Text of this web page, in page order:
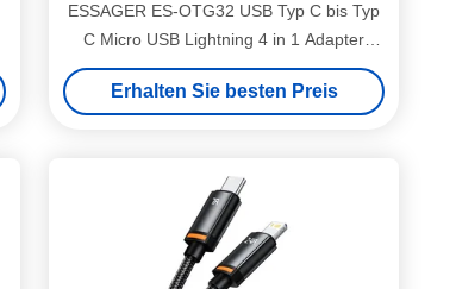
ESSAGER ES-OTG32 USB Typ C bis Typ
C Micro USB Lightning 4 in 1 Adapter
Ladekabel
Erhalten Sie besten Preis